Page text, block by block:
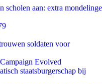
scholen aan: extra mondelinge
soldaten voor
Evolved
staatsburgerschap bij